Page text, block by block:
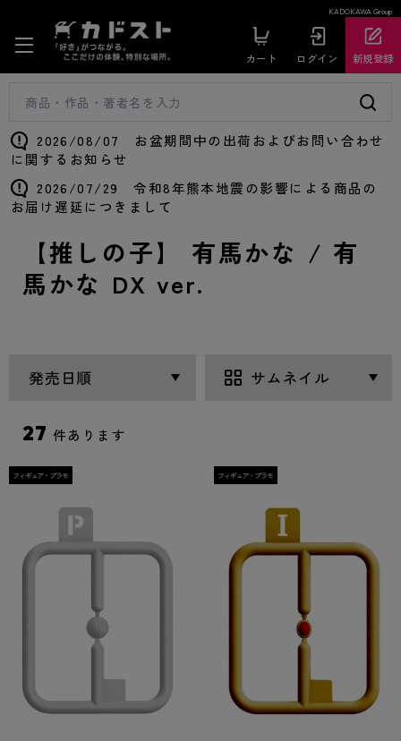
KADOKAWA Group
カート ログイン 新規登録
2026/08/07 お盆期間中の出荷およびお問い合わせ
に関するお知らせ
2026/07/29 令和8年熊本地震の影響による商品の
お届け遅延につきまして
【推しの子】 有馬かな / 有
馬かな DX ver.
27 件あります